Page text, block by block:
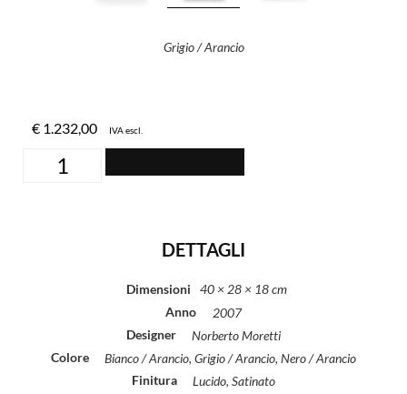
Grigio / Arancio
€ 1.232,00 IVA escl.
DETTAGLI
Dimensioni
40 × 28 × 18 cm
Anno
2007
Designer
Norberto Moretti
Colore
Bianco / Arancio, Grigio / Arancio, Nero / Arancio
Finitura
Lucido, Satinato